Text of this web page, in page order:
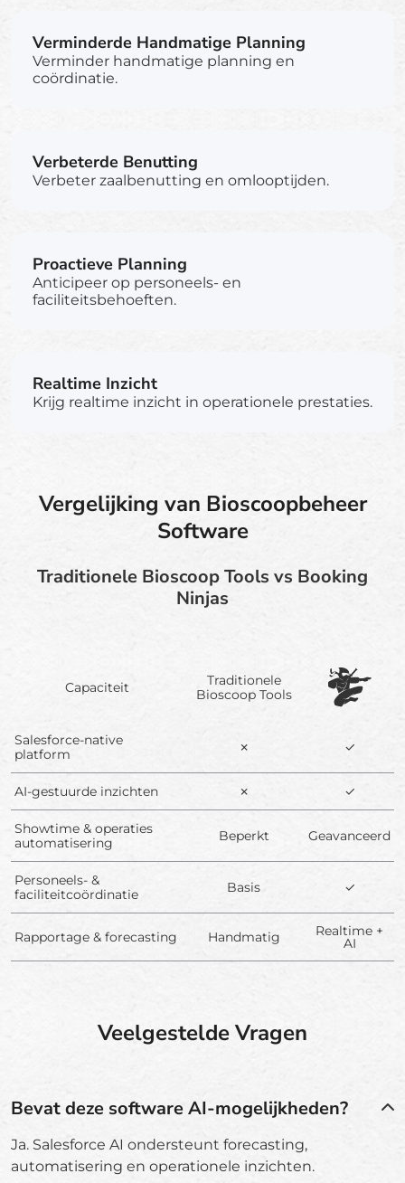
Verminderde Handmatige Planning
Verminder handmatige planning en
coördinatie.
Verbeterde Benutting
Verbeter zaalbenutting en omlooptijden.
Proactieve Planning
Anticipeer op personeels- en
faciliteitsbehoeften.
Realtime Inzicht
Krijg realtime inzicht in operationele prestaties.
Vergelijking van Bioscoopbeheer
Software
Traditionele Bioscoop Tools vs Booking
Ninjas
Capaciteit
Traditionele
Bioscoop Tools
Salesforce-native
platform
✗ ✓
AI-gestuurde inzichten ✗ ✓
Showtime & operaties
automatisering
Beperkt Geavanceerd
Personeels- &
faciliteitcoördinatie
Basis ✓
Rapportage & forecasting Handmatig Realtime +
AI
Veelgestelde Vragen
Bevat deze software AI-mogelijkheden?
Ja. Salesforce AI ondersteunt forecasting,
automatisering en operationele inzichten.